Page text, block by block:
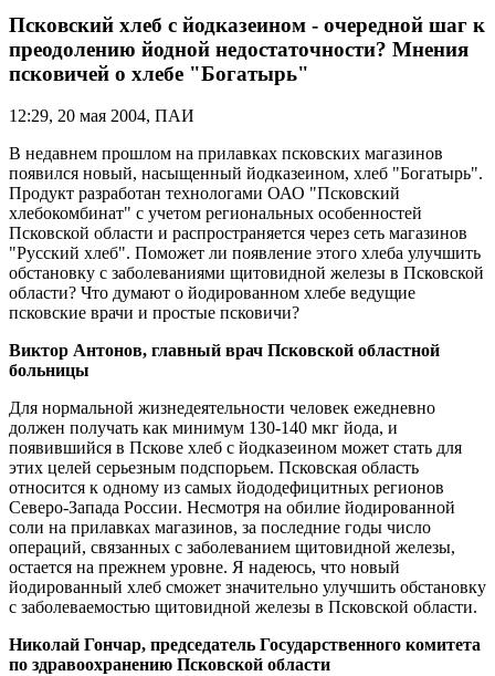
Псковский хлеб с йодказеином - очередной шаг к
преодолению йодной недостаточности? Мнения
псковичей о хлебе "Богатырь"
12:29, 20 мая 2004, ПАИ
В недавнем прошлом на прилавках псковских магазинов
появился новый, насыщенный йодказеином, хлеб "Богатырь".
Продукт разработан технологами ОАО "Псковский
хлебокомбинат" с учетом региональных особенностей
Псковской области и распространяется через сеть магазинов
"Русский хлеб". Поможет ли появление этого хлеба улучшить
обстановку с заболеваниями щитовидной железы в Псковской
области? Что думают о йодированном хлебе ведущие
псковские врачи и простые псковичи?
Виктор Антонов, главный врач Псковской областной
больницы
Для нормальной жизнедеятельности человек ежедневно
должен получать как минимум 130-140 мкг йода, и
появившийся в Пскове хлеб с йодказеином может стать для
этих целей серьезным подспорьем. Псковская область
относится к одному из самых йододефицитных регионов
Северо-Запада России. Несмотря на обилие йодированной
соли на прилавках магазинов, за последние годы число
операций, связанных с заболеванием щитовидной железы,
остается на прежнем уровне. Я надеюсь, что новый
йодированный хлеб сможет значительно улучшить обстановку
с заболеваемостью щитовидной железы в Псковской области.
Николай Гончар, председатель Государственного комитета
по здравоохранению Псковской области